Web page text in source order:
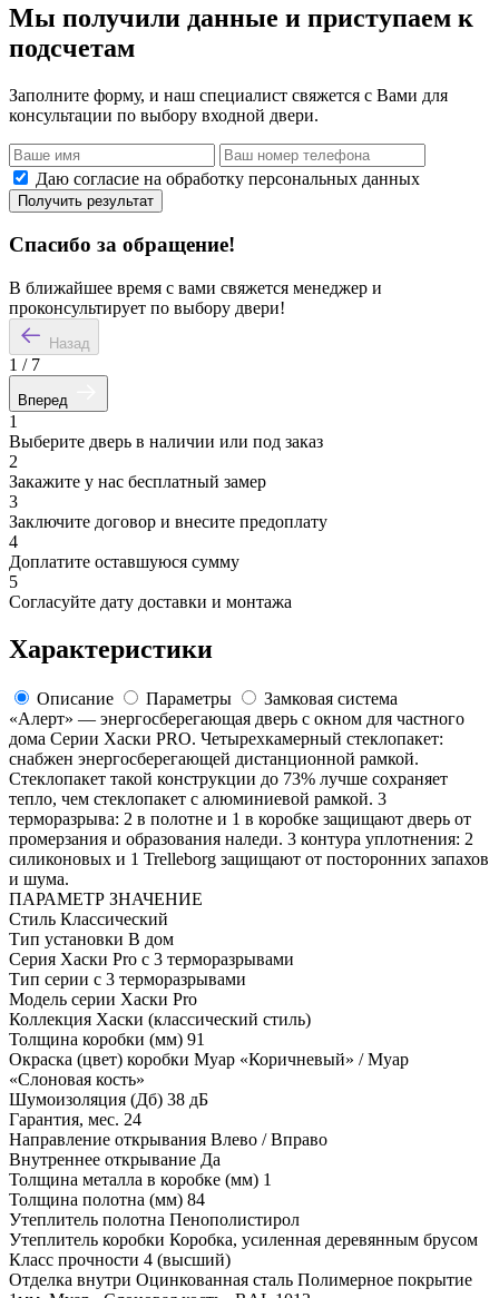
Мы получили данные и приступаем к
подсчетам
Заполните форму, и наш специалист свяжется с Вами для
консультации по выбору входной двери.
Даю согласие на обработку персональных данных
Получить результат
Спасибо за обращение!
В ближайшее время с вами свяжется менеджер и
проконсультирует по выбору двери!
Назад
1 / 7
Вперед
1
Выберите дверь в наличии или под заказ
2
Закажите у нас бесплатный замер
3
Заключите договор и внесите предоплату
4
Доплатите оставшуюся сумму
5
Согласуйте дату доставки и монтажа
Характеристики
Описание Параметры
Замковая система
«Алерт» — энергосберегающая дверь с окном для частного
дома Серии Хаски PRO. Четырехкамерный стеклопакет:
снабжен энергосберегающей дистанционной рамкой.
Стеклопакет такой конструкции до 73% лучше сохраняет
тепло, чем стеклопакет с алюминиевой рамкой. 3
терморазрыва: 2 в полотне и 1 в коробке защищают дверь от
промерзания и образования наледи. 3 контура уплотнения: 2
силиконовых и 1 Trelleborg защищают от посторонних запахов
и шума.
ПАРАМЕТР ЗНАЧЕНИЕ
Стиль Классический
Тип установки В дом
Серия Хаски Pro с 3 терморазрывами
Тип серии с 3 терморазрывами
Модель серии Хаски Pro
Коллекция Хаски (классический стиль)
Толщина коробки (мм) 91
Окраска (цвет) коробки Муар «Коричневый» / Муар
«Слоновая кость»
Шумоизоляция (Дб) 38 дБ
Гарантия, мес. 24
Направление открывания Влево / Вправо
Внутреннее открывание Да
Толщина металла в коробке (мм) 1
Толщина полотна (мм) 84
Утеплитель полотна Пенополистирол
Утеплитель коробки Коробка, усиленная деревянным брусом
Класс прочности 4 (высший)
Отделка внутри Оцинкованная сталь Полимерное покрытие